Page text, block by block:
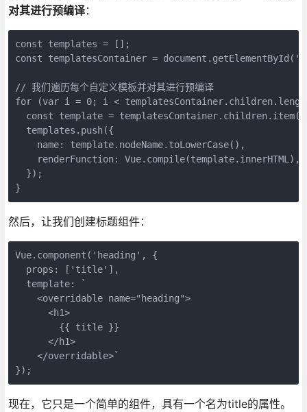
对其进行预编译：
const templates = [];
const templatesContainer =
// 我们遍历每个自定义模板并对其进行预编译
for (var i = 0; i <
const template =
  templates.push({
    name: template.nodeName.toLowerCase(),
    renderFunction: Vue.compile(template.innerHTML),
  });
}
然后，让我们创建标题组件：
Vue.component('heading', {
  props: ['title'],
  template: `
    <overridable name="heading">
      <h1>
        {{ title }}
      </h1>
    </overridable>`
});
现在，它只是一个简单的组件，具有一个名为title的属性。